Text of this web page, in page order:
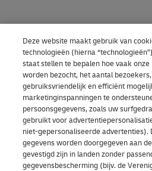
Deze website maakt gebruik van
technologieën (hierna
staat stellen te bepalen hoe vaak onze
worden bezocht, het aantal
gebruiksvriendelijk en efficiënt
marketinginspanningen te
persoonsgegevens, zoals uw
gebruikt voor
niet-gepersonaliseerde advertenties).
gegevens worden doorgegeven aan
gevestigd zijn in landen zonder
gegevensbescherming (bijv. de